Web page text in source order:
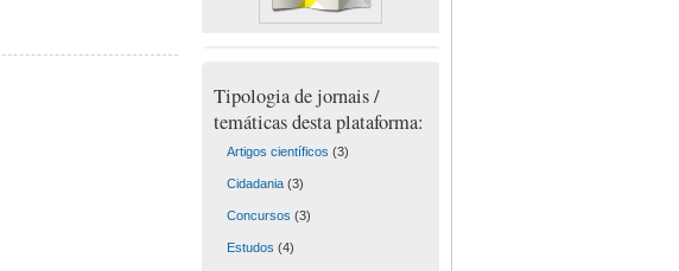
Tipologia de jornais /
temáticas desta plataforma:
Artigos científicos (3)
Cidadania(3)
Concursos (3)
Estudos (4)